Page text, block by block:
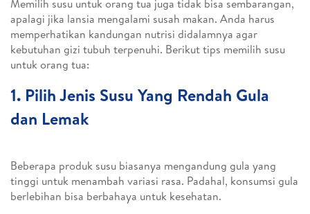
Memilih susu untuk orang tua juga tidak bisa sembarangan,
apalagi jika lansia mengalami susah makan. Anda harus
memperhatikan kandungan nutrisi didalamnya agar
kebutuhan gizi tubuh terpenuhi. Berikut tips memilih susu
untuk orang tua:
1. Pilih Jenis Susu Yang Rendah Gula
dan Lemak
Beberapa produk susu biasanya mengandung gula yang
tinggi untuk menambah variasi rasa. Padahal, konsumsi gula
berlebihan bisa berbahaya untuk kesehatan.